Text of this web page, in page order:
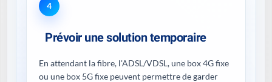
4
Prévoir une solution temporaire
En attendant la fibre, l'ADSL/VDSL, une box 4G fixe
ou une box 5G fixe peuvent permettre de garder